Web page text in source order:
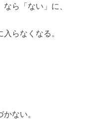
ら「ない」に、
らなくなる。
ない。